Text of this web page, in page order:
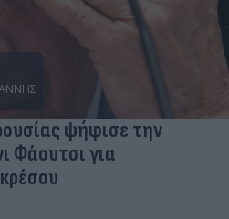
ψήφισε την
Φάουτσι για